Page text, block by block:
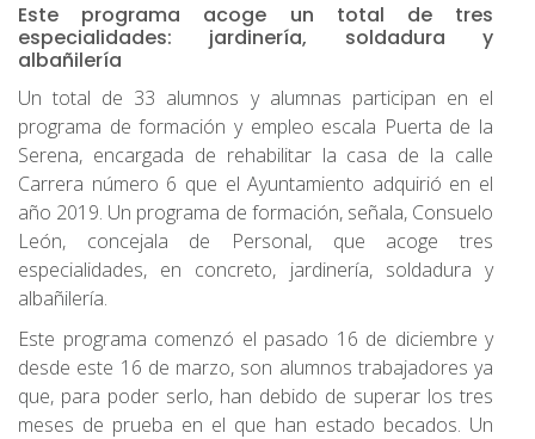
Este programa acoge un total de tres
especialidades: jardinería, soldadura y
albañilería
Un total de 33 alumnos y alumnas participan en el
programa de formación y empleo escala Puerta de la
Serena, encargada de rehabilitar la casa de la calle
Carrera número 6 que el Ayuntamiento adquirió en el
año 2019. Un programa de formación, señala, Consuelo
León, concejala de Personal, que acoge tres
especialidades, en concreto, jardinería, soldadura y
albañilería.
Este programa comenzó el pasado 16 de diciembre y
desde este 16 de marzo, son alumnos trabajadores ya
que, para poder serlo, han debido de superar los tres
meses de prueba en el que han estado becados. Un